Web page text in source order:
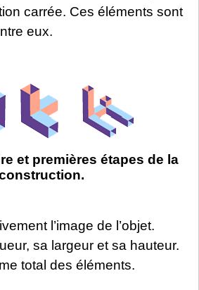
carrée. Ces éléments sont
eux.
et premières étapes de la
l’image de l’objet.
sa largeur et sa hauteur.
total des éléments.